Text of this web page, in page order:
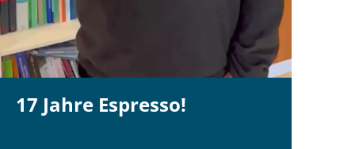
17 Jahre Espresso!